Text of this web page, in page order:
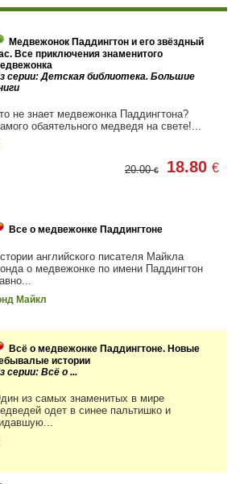
Медвежонок Паддингтон и его звёздный
Все приключения знаменитого
серии: Детская библиотека. Большие
не знает медвежонка Паддингтона?
обаятельного медведя на свете!...
20.00€ 18.80€
Все о медвежонке Паддингтоне
английского писателя Майкла
о медвежонке по имени Паддингтон
Майкл
Всё о медвежонке Паддингтоне. Новые
истории
серии: Всё о ...
из самых знаменитых в мире
одет в синее пальтишко и